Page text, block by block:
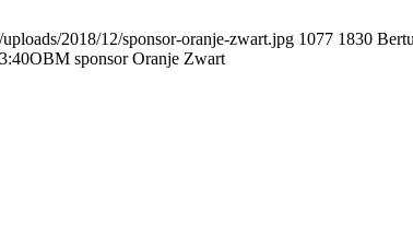
2018/12/sponsor-oranje-zwart.jpg 1077 1830
OBM sponsor Oranje Zwart